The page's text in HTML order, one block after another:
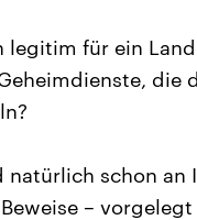
legitim für ein
die
schon an
–